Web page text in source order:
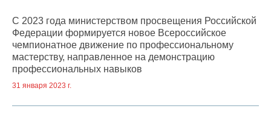
С 2023 года министерством просвещения Российской
Федерации формируется новое Всероссийское
чемпионатное движение по профессиональному
мастерству, направленное на демонстрацию
профессиональных навыков
31 января 2023 г.